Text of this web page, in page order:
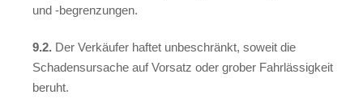
und -begrenzungen.
9.2. Der Verkäufer haftet unbeschränkt, soweit die
Schadensursache auf Vorsatz oder grober Fahrlässigkeit
beruht.